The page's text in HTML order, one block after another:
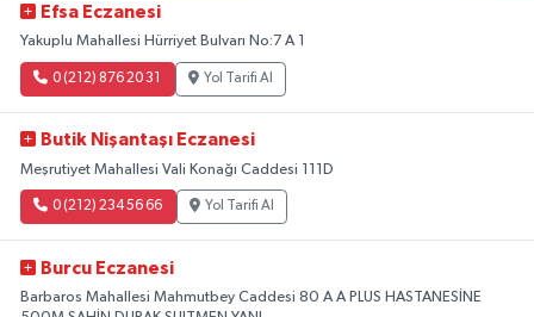
Efsa Eczanesi
Yakuplu Mahallesi Hürriyet Bulvarı No:7 A 1
0 (212) 876 20 31 Yol Tarifi Al
Butik Nişantaşı Eczanesi
Meşrutiyet Mahallesi Vali Konağı Caddesi 111D
0 (212) 234 56 66 Yol Tarifi Al
Burcu Eczanesi
Barbaros Mahallesi Mahmutbey Caddesi 80 A A PLUS HASTANESİNE